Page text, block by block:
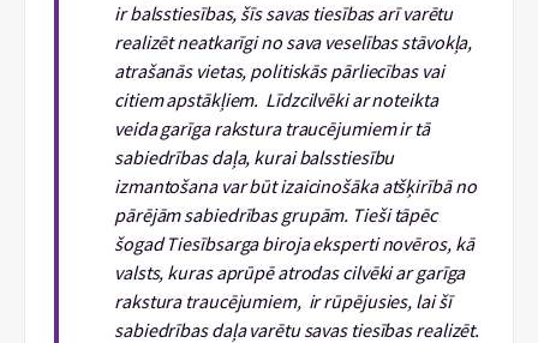
ir balsstiesības, šīs savas tiesības arī varētu
realizēt neatkarīgi no sava veselības stāvokļa,
atrašanās vietas, politiskās pārliecības vai
citiem apstākļiem. Līdzcilvēki ar noteikta
veida garīga rakstura traucējumiem ir tā
sabiedrības daļa, kurai balsstiesību
izmantošana var būt izaicinošāka atšķirībā no
pārējām sabiedrības grupām. Tieši tāpēc
šogad Tiesībsarga biroja eksperti novēros, kā
valsts, kuras aprūpē atrodas cilvēki ar garīga
rakstura traucējumiem, ir rūpējusies, lai šī
sabiedrības daļa varētu savas tiesības realizēt.